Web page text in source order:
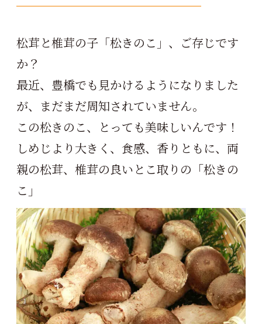
松茸と椎茸の子「松きのこ」、ご存じです
か？
最近、豊橋でも見かけるようになりました
が、まだまだ周知されていません。
この松きのこ、とっても美味しいんです！
しめじより大きく、食感、香りともに、両
親の松茸、椎茸の良いとこ取りの「松きの
こ」